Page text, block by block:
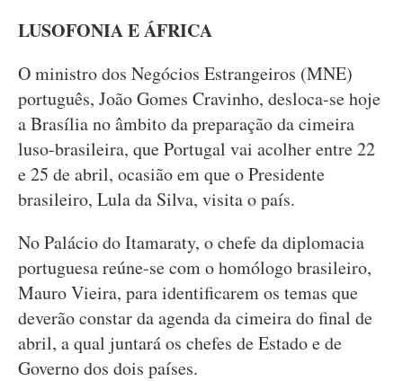
LUSOFONIA E ÁFRICA
O ministro dos Negócios Estrangeiros (MNE)
português, João Gomes Cravinho, desloca-se hoje
a Brasília no âmbito da preparação da cimeira
luso-brasileira, que Portugal vai acolher entre 22
e 25 de abril, ocasião em que o Presidente
brasileiro, Lula da Silva, visita o país.
No Palácio do Itamaraty, o chefe da diplomacia
portuguesa reúne-se com o homólogo brasileiro,
Mauro Vieira, para identificarem os temas que
deverão constar da agenda da cimeira do final de
abril, a qual juntará os chefes de Estado e de
Governo dos dois países.